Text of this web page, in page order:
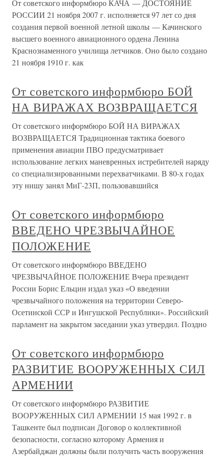
От советского информбюро КАЧА — ДОСТОЯНИЕ
РОССИИ 21 ноября 2007 г. исполняется 97 лет со дня
создания первой военной летной школы — Качинского
высшего военного авиационного ордена Ленина
Краснознаменного училища летчиков. Оно было создано
21 ноября 1910 г. как
От советского информбюро БОЙ
НА ВИРАЖАХ ВОЗВРАЩАЕТСЯ
От советского информбюро БОЙ НА ВИРАЖАХ
ВОЗВРАЩАЕТСЯ Традиционная тактика боевого
применения авиации ПВО предусматривает
использование легких маневренных истребителей наряду
со специализированными перехватчиками. В 80-х годах
эту нишу занял МиГ-23П, пользовавшийся
От советского информбюро
ВВЕДЕНО ЧРЕЗВЫЧАЙНОЕ
ПОЛОЖЕНИЕ
От советского информбюро ВВЕДЕНО
ЧРЕЗВЫЧАЙНОЕ ПОЛОЖЕНИЕ Вчера президент
России Борис Ельцин издал указ «О введении
чрезвычайного положения на территории Северо-
Осетинской ССР и Ингушской Республики». Российский
парламент на закрытом заседании указ утвердил. Поздно
От советского информбюро
РАЗВИТИЕ ВООРУЖЕННЫХ СИЛ
АРМЕНИИ
От советского информбюро РАЗВИТИЕ
ВООРУЖЕННЫХ СИЛ АРМЕНИИ 15 мая 1992 г. в
Ташкенте был подписан Договор о коллективной
безопасности, согласно которому Армения и
Азербайджан должны были получить часть вооружения